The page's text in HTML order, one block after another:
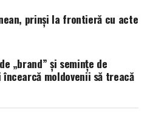
prinși la frontieră cu acte
„brand” și semințe de
moldovenii să treacă